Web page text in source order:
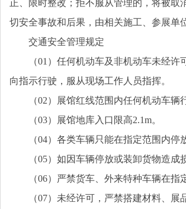
正、限时整改；拒不服从管理的，将被
切安全事故和后果，由相关施工、参展单
交通安全管理规定
（01）任何机动车及非机动车未经
向指示行驶，服从现场工作人员指挥。
（02）展馆红线范围内任何机动车
（03）展馆地库入口限高2.1m。
（04）各类车辆只能在指定范围内停
（05）如因车辆停放或装卸货物造
（06）严禁货车、外来特种车辆在指
（07）未经许可，严禁搭建材料、